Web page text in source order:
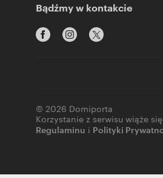
Bądźmy w kontakcie
© 2026 Domiporta
Korzystanie z serwisu wiąże
Regulaminu i Polityki